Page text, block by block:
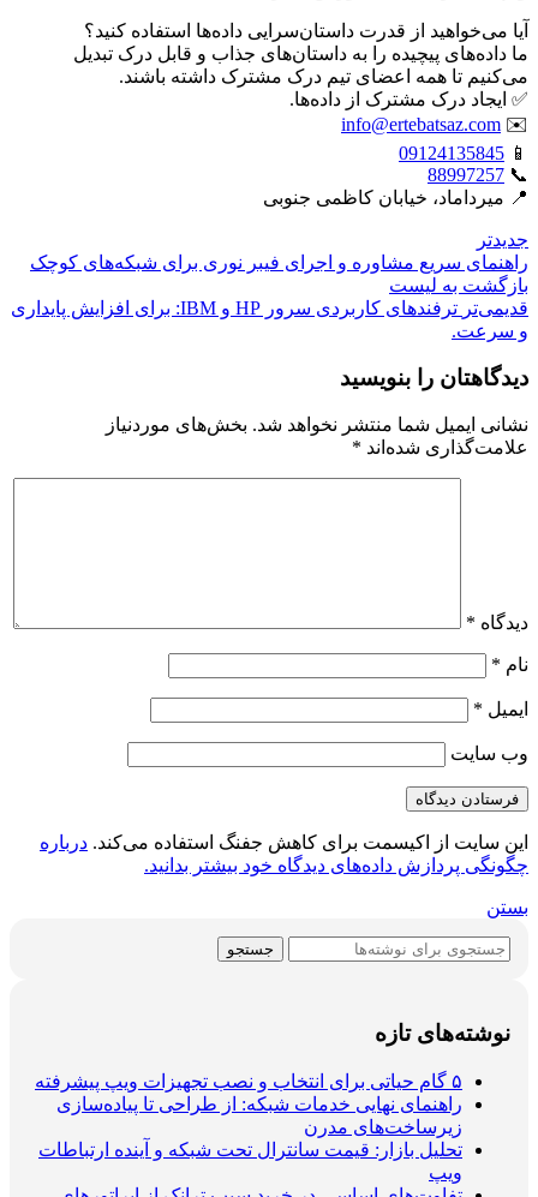
آیا می‌خواهید از قدرت داستان‌سرایی داده‌ها استفاده کنید؟
ما داده‌های پیچیده را به داستان‌های جذاب و قابل درک تبدیل
می‌کنیم تا همه اعضای تیم درک مشترک داشته باشند.
✅ ایجاد درک مشترک از داده‌ها.
✉️
info@ertebatsaz.com
📱
09124135845
📞
88997257
📍 میرداماد، خیابان کاظمی جنوبی
جدیدتر
راهنمای سریع مشاوره و اجرای فیبر نوری برای شبکه‌های کوچک
بازگشت بە لیست
قدیمی‌تر
ترفندهای کاربردی سرور HP و IBM: برای افزایش پایداری
و سرعت.
دیدگاهتان را بنویسید
نشانی ایمیل شما منتشر نخواهد شد. بخش‌های موردنیاز
علامت‌گذاری شده‌اند *
دیدگاه *
نام *
ایمیل *
وب‌ سایت
این سایت از اکیسمت برای کاهش جفنگ استفاده می‌کند. درباره
چگونگی پردازش داده‌های دیدگاه خود بیشتر بدانید.
بستن
جستجو
نوشته‌های تازه
۵ گام حیاتی برای انتخاب و نصب تجهیزات ویپ پیشرفته
راهنمای نهایی خدمات شبکه: از طراحی تا پیاده‌سازی
زیرساخت‌های مدرن
تحلیل بازار: قیمت سانترال تحت شبکه و آینده ارتباطات
ویپ